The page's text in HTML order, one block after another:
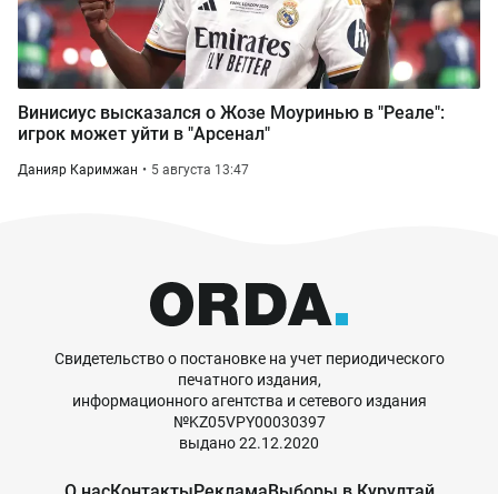
Винисиус высказался о Жозе Моуринью в "Реале":
игрок может уйти в "Арсенал"
Данияр Каримжан 5 августа 13:47
Свидетельство о постановке на учет периодического
печатного издания,
информационного агентства и сетевого издания
№KZ05VPY00030397
выдано 22.12.2020